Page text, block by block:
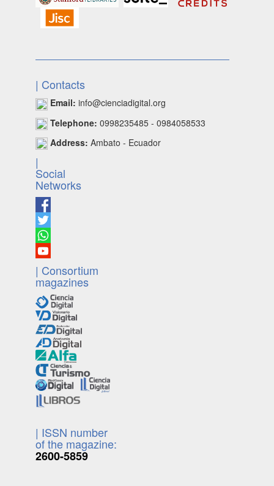
| Contacts
Email: info@cienciadigital.org
Telephone: 0998235485 - 0984058533
Address: Ambato - Ecuador
|
Social
Networks
| Consortium
magazines
| ISSN number
of the magazine:
2600-5859